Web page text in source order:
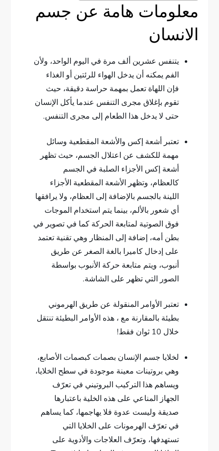
معلومات هامة عن جسم
الانسان
يتنفس عشرين ألف مرة في اليوم الواحد، ولأن
الفم يمكنه أن يدخل الهواء للرئتين أو الغذاء
فإن اللهاة تعمل بمهمة حراسة دقيقة، حيث
تقوم بإغلاق مجرى التنفس عندما يأكل الإنسان
حتى لا يدخل هذا الطعام إلى مجرى التنفس.
تعتبر أشعة إكس والأشعة المقطعية وسائل
مهمة للكشف عن اعتلال الجسم، حيث تظهر
أشعة إكس الأجزاء الصلبة في الجسم
كالعظام، وتظهر الأشعة المقطعية الأجزاء
اللينة بالجسم بالإضافة إلى العظام، ولا يرافقها
أي شعور بالألم، بينما يتم استخدام الموجات
فوق الصوتية لمتابعة الحركة كما في تصوير في
بطن أمه، إضافة إلى المنظار وهي تقنية تعتمد
على إدخال كاميرا بالغة الصغر عن طريق
أنبوب، ويتم متابعة حركة الأنبوب بواسطة
الصور التي تظهر على الشاشة.
تعتبر الأوامر المنقولة عن طريق الهرموني
بطيئة بالمقارنة مع ، هذه الأوامر البطيئة تنتقل
خلال 10 ثوان فقط!
لخلايا جسم الإنسان بصمات كبصمات الأصابع،
وهي بروتينات معينة موجودة في سطح الخلايا،
ويساهم هذا التركيب البروتيني في تعرّف
الجهاز المناعي على هذه الخلية باعتبارها
صديقة وليست عدوة فلا يهاجمها، كما يساهم
في تعرّف الهرمونات على الخلايا التي
تستهدفها، وتعرّف العلاجات والأدوية على